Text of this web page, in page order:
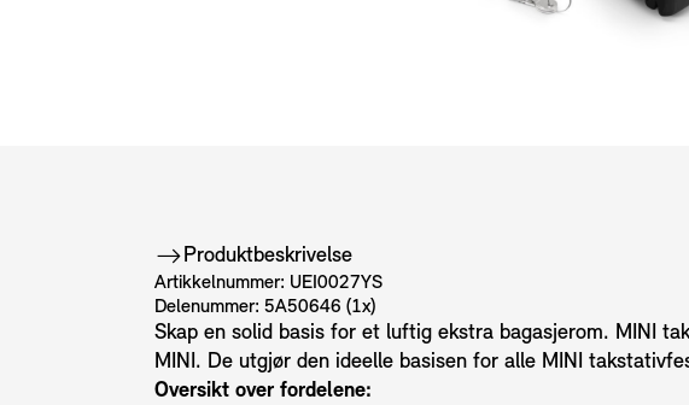
Produktbeskrivelse
Artikkelnummer: UEI0027YS
Delenummer: 5A50646 (1x)
Skap en solid basis for et luftig ekstra bagasjerom. MINI
MINI. De utgjør den ideelle basisen for alle MINI
Oversikt over fordelene: